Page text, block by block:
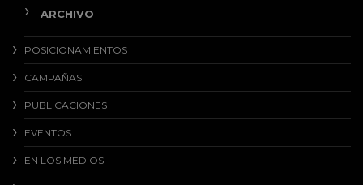
ARCHIVO
POSICIONAMIENTOS
CAMPAÑAS
PUBLICACIONES
EVENTOS
EN LOS MEDIOS